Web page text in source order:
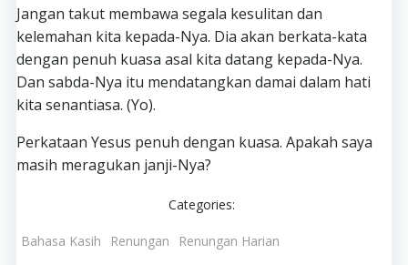
Jangan takut membawa segala kesulitan dan
kelemahan kita kepada-Nya. Dia akan berkata-kata
dengan penuh kuasa asal kita datang kepada-Nya.
Dan sabda-Nya itu mendatangkan damai dalam hati
kita senantiasa. (Yo).
Perkataan Yesus penuh dengan kuasa. Apakah saya
masih meragukan janji-Nya?
Categories:
Bahasa Kasih Renungan
Renungan Harian